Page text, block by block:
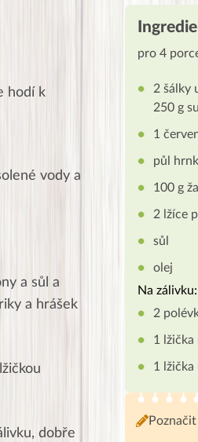
hodí k
vody a
a sůl a
a hrášek
dobře
pro 4
2 šálky
250 g
1
půl
100 g
2 lžíce
sůl
olej
Na zálivku:
2
1 lžička
1 lžička